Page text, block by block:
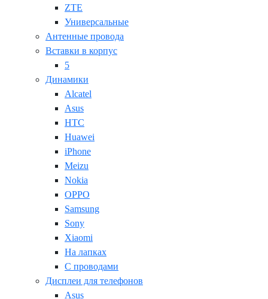
ZTE
Универсальные
Антенные провода
Вставки в корпус
5
Динамики
Alcatel
Asus
HTC
Huawei
iPhone
Meizu
Nokia
OPPO
Samsung
Sony
Xiaomi
На лапках
С проводами
Дисплеи для телефонов
Asus